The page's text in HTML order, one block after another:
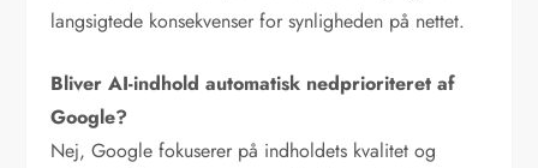
langsigtede konsekvenser for synligheden på nettet.
Bliver AI-indhold automatisk nedprioriteret af
Google?
Nej, Google fokuserer på indholdets kvalitet og